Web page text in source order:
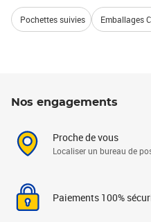
Pochettes suivies Emballages
Nos engagements
Proche de vous
Localiser un bureau de
Paiements 100%